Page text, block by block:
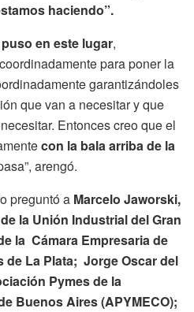
haciendo”.
en este lugar,
para poner la
garantizándoles
que van a necesitar y que
Entonces creo que el
con la bala arriba de la
arengó.
preguntó a Marcelo Jaworski,
la Unión Industrial del Gran
la Cámara Empresaria de
de La Plata; Jorge Oscar del
Pymes de la
Buenos Aires (APYMECO);